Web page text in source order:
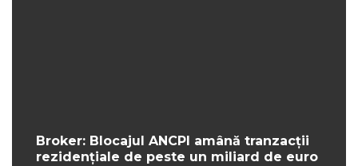
Broker: Blocajul ANCPI amână tranzacții
rezidențiale de peste un miliard de euro